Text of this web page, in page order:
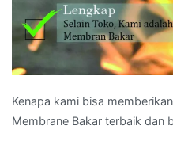
Kenapa kami bisa
Membrane Bakar terbaik dan